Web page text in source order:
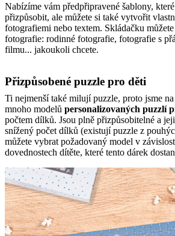
Nabízíme vám předpřipravené šablony,
přizpůsobit, ale můžete si také vytvořit
fotografiemi nebo textem. Skládačku
fotografie: rodinné fotografie, fotografie s
filmu... jakoukoli chcete.
Přizpůsobené puzzle pro děti
Ti nejmenší také milují puzzle, proto jsme
mnoho modelů personalizovaných puzzlí
počtem dílků. Jsou plně přizpůsobitelné a
snížený počet dílků (existují puzzle z
můžete vybrat požadovaný model v
dovednostech dítěte, které tento dárek